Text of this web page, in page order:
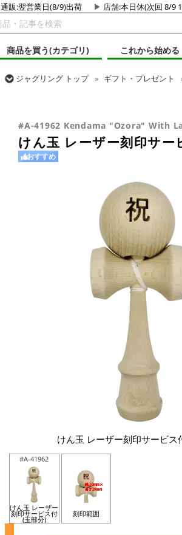
通販:翌営業日(8/9)出荷 店舗:本日休(次回 8/9
商品を買う(カテゴリ)
これから始める
ジャグリング トップ ギフト・プレゼント
#A-41962 Kendama "Ozora" With
けん玉 レーザー刻印サー
おすすめ
けん玉 レーザー刻印サービス
#A-41962
けん玉 レーザー
刻印サービス付
(玉部分)
刻印範囲